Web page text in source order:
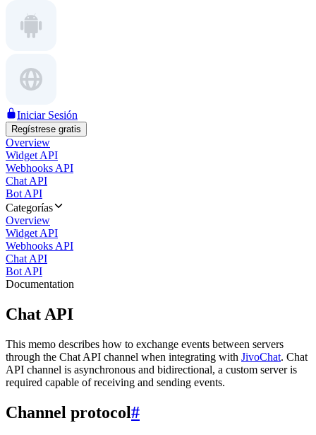
Iniciar Sesión
Regístrese gratis
Overview
Widget API
Webhooks API
Chat API
Bot API
Categorías
Overview
Widget API
Webhooks API
Chat API
Bot API
Documentation
Chat API
This memo describes how to exchange events between servers
through the Chat API channel when integrating with JivoChat. Chat
API channel is asynchronous and bidirectional, a custom server is
required capable of receiving and sending events.
Channel protocol#